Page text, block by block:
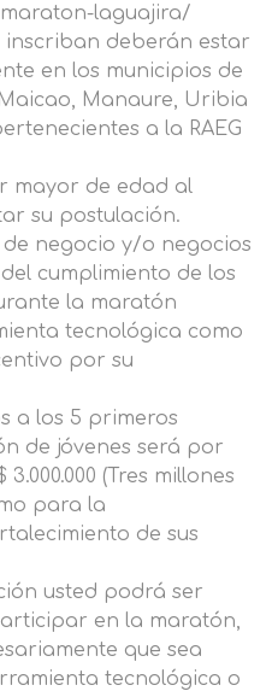
laguajira/
inscriban deberán estar
en los municipios de
Manaure, Uribia
a la RAEG
mayor de edad al
su postulación.
de negocio y/o negocios
cumplimiento de los
la maratón
tecnológica como
por su
a los 5 primeros
de jóvenes será por
(Tres millones
para la
de sus
usted podrá ser
en la maratón,
que sea
tecnológica o